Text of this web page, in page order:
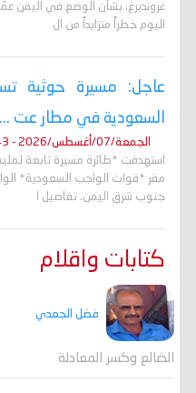
اليوم خطراً متزايداً من ال
عاجل: مسيرة حوثية
السعودية في مطار عت ...
الجمعة/07/أغسطس/2026 - 10:43 م
استهدفت *طائرة مسيرة تابعة
مقر *قوات الواجب السعودية*
جنوب شرق اليمن. تفاصيل ا
كتابات واقلام
فضل الجعدي
الضالع وكسر المعادلة